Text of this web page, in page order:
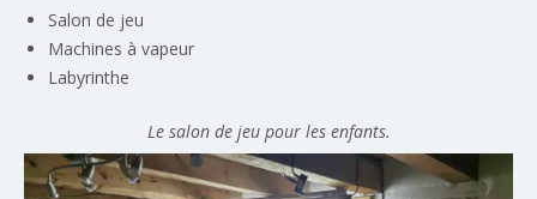
Salon de jeu
Machines à vapeur
Labyrinthe
Le salon de jeu pour les enfants.